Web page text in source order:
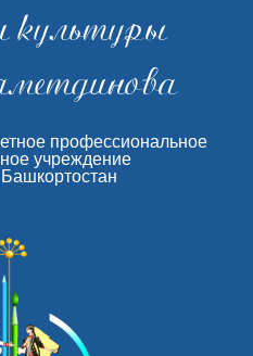
культуры
профессиональное
учреждение